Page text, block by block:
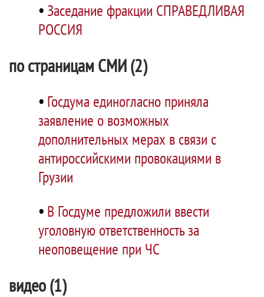
• Заседание фракции СПРАВЕДЛИВАЯ
РОССИЯ
по страницам СМИ (2)
• Госдума единогласно приняла
заявление о возможных
дополнительных мерах в связи с
антироссийскими провокациями в
Грузии
• В Госдуме предложили ввести
уголовную ответственность за
неоповещение при ЧС
видео (1)